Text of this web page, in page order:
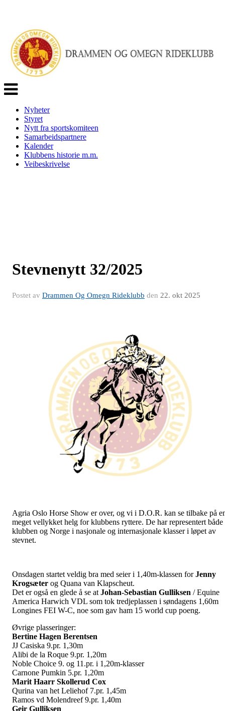
Veksle
navigasjon
Nyheter
Styret
Nytt fra sportskomiteen
Samarbeidspartnere
Kalender
Klubbens historie m.m.
Veibeskrivelse
Stevnenytt 32/2025
Postet av Drammen Og Omegn Rideklubb den 22. okt 2025
Agria Oslo Horse Show er over, og vi i D.O.R. kan se tilbake på
meget vellykket helg for klubbens ryttere. De har representert både
klubben og Norge i nasjonale og internasjonale klasser i løpet av
stevnet.
Onsdagen startet veldig bra med seier i 1,40m-klassen forJenny
Krogsæter og Quana van Klapscheut.
Det er også en glede å se at Johan-Sebastian Gulliksen / Equine
America Harwich VDL som tok tredjeplassen i søndagens 1,60m
Longines FEI W-C, noe som gav ham 15 world cup poeng.
Øvrige plasseringer:
Bertine Hagen Berentsen
JJ Casiska 9.pr. 1,30m
Alibi de la Roque 9.pr. 1,20m
Noble Choice 9. og 11.pr. i 1,20m-klasser
Carnone Pumkin 5.pr. 1,20m
Marit Haarr Skollerud Cox
Qurina van het Leliehof 7.pr. 1,45m
Ramos vd Molendreef 9.pr. 1,40m
Geir Gulliksen